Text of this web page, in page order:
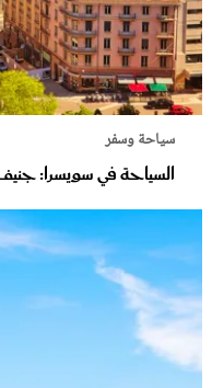
سياحة وسفر
السياحة في سويسرا: